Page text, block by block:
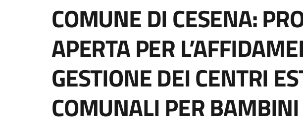
COMUNE DI CESENA:
APERTA PER
GESTIONE DEI CENTRI
COMUNALI PER